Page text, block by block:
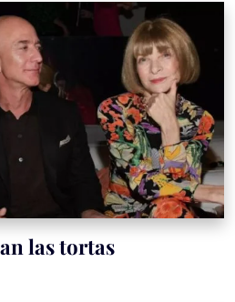
las tortas